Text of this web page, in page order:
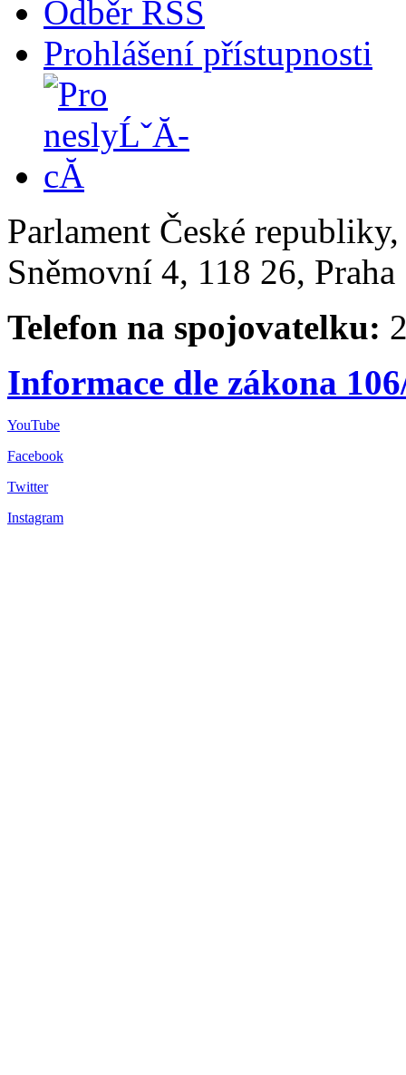
Odběr RSS
Prohlášení přístupnosti
Parlament České
Sněmovní 4, 118 26,
Telefon na spojovatelku:
Informace dle zákona
YouTube
Facebook
Twitter
Instagram